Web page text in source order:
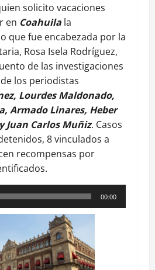
solicito vacaciones
en Coahuila la
que fue encabezada por la
Rosa Isela Rodríguez,
de las investigaciones
los periodistas
Lourdes Maldonado,
Armado Linares, Heber
Juan Carlos Muñiz. Casos
8 vinculados a
recompensas por
00:00